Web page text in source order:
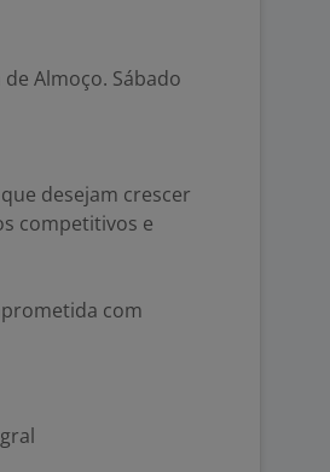
de Almoço. Sábado
desejam crescer
competitivos e
com